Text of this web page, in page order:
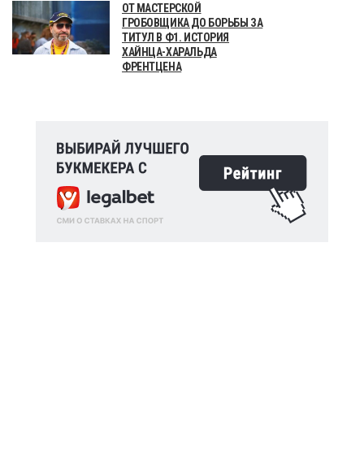
ОТ МАСТЕРСКОЙ
ГРОБОВЩИКА ДО БОРЬБЫ ЗА
ТИТУЛ В Ф1. ИСТОРИЯ
ХАЙНЦА-ХАРАЛЬДА
ФРЕНТЦЕНА